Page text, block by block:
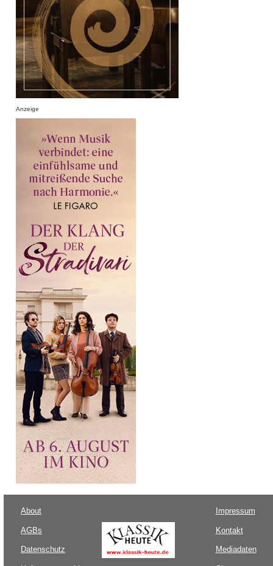
Anzeige
About
AGBs
Datenschutz
Impressum
Kontakt
Mediadaten